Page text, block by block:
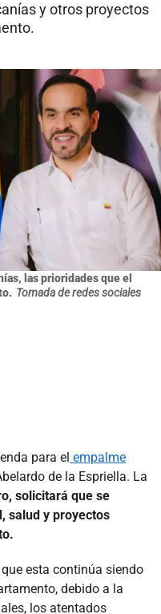
y otros proyectos
las prioridades que el
Tomada de redes sociales
para el empalme
de la Espriella. La
solicitará que se
salud y proyectos
esta continúa siendo
debido a la
los atentados